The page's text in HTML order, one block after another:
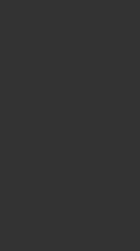
드레스